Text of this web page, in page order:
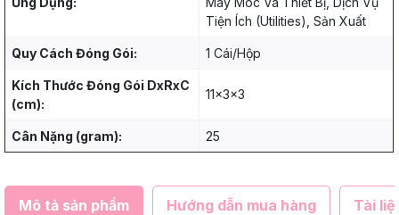
Tiện Ích (Utilities), Sản Xuất
Quy Cách Đóng Gói: 1 Cái/Hộp
Kích Thước Đóng Gói DxRxC
(cm):
11x3x3
Cân Nặng (gram): 25
Mô tả sản phẩm Hướng dẫn mua hàng Tài